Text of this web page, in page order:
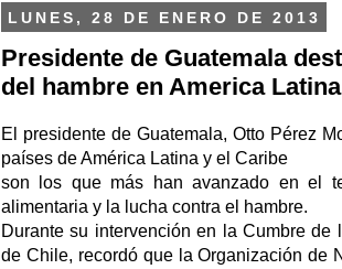
LUNES, 28 DE ENERO DE 2013
Presidente de Guatemala
del hambre en America
El presidente de Guatemala, Otto Pérez
países de América Latina y el Caribe
son los que más han avanzado en el
alimentaria y la lucha contra el hambre.
Durante su intervención en la Cumbre de
de Chile, recordó que la Organización de